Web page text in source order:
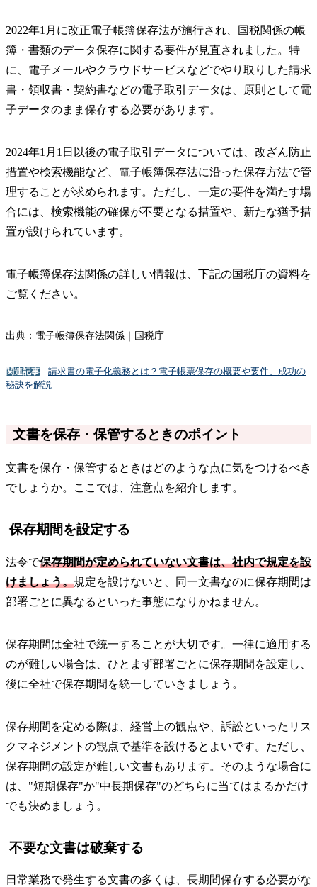
2022年1月に改正電子帳簿保存法が施行され、国税関係の帳
簿・書類のデータ保存に関する要件が見直されました。特
に、電子メールやクラウドサービスなどでやり取りした請求
書・領収書・契約書などの電子取引データは、原則として電
子データのまま保存する必要があります。
2024年1月1日以後の電子取引データについては、改ざん防止
措置や検索機能など、電子帳簿保存法に沿った保存方法で管
理することが求められます。ただし、一定の要件を満たす場
合には、検索機能の確保が不要となる措置や、新たな猶予措
置が設けられています。
電子帳簿保存法関係の詳しい情報は、下記の国税庁の資料を
ご覧ください。
出典： 電子帳簿保存法関係｜国税庁
関連記事
請求書の電子化義務とは？電子帳票保存の概要や要件、成功の
秘訣を解説
文書を保存・保管するときのポイント
文書を保存・保管するときはどのような点に気をつけるべき
でしょうか。ここでは、注意点を紹介します。
保存期間を設定する
法令で保存期間が定められていない文書は、社内で規定を設
けましょう。規定を設けないと、同一文書なのに保存期間は
部署ごとに異なるといった事態になりかねません。
保存期間は全社で統一することが大切です。一律に適用する
のが難しい場合は、ひとまず部署ごとに保存期間を設定し、
後に全社で保存期間を統一していきましょう。
保存期間を定める際は、経営上の観点や、訴訟といったリス
クマネジメントの観点で基準を設けるとよいです。ただし、
保存期間の設定が難しい文書もあります。そのような場合に
は、"短期保存"か"中長期保存"のどちらに当てはまるかだけ
でも決めましょう。
不要な文書は破棄する
日常業務で発生する文書の多くは、長期間保存する必要がな